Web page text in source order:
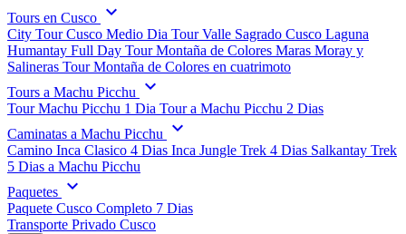
Tours en Cusco expand_more
City Tour Cusco Medio Dia Tour Valle Sagrado Cusco Laguna
Humantay Full Day Tour Montaña de Colores Maras Moray y
Salineras Tour Montaña de Colores en cuatrimoto
Tours a Machu Picchu
expand_more
Tour Machu Picchu 1 Dia Tour a Machu Picchu 2 Dias
Caminatas a Machu Picchu
expand_more
Camino Inca Clasico 4 Dias Inca Jungle Trek 4 Dias Salkantay Trek
5 Dias a Machu Picchu
Paquetes expand_more
Paquete Cusco Completo 7 Dias
Transporte Privado Cusco